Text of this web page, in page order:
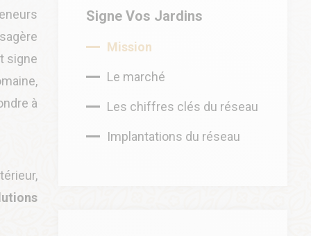
signe
à
Signe Vos Jardins
Mission
Le marché
Les chiffres clés du réseau
Implantations du réseau